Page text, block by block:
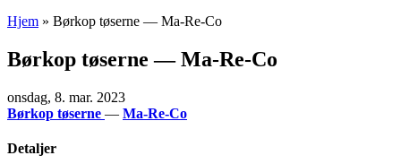
Hjem » Børkop tøserne — Ma-Re-Co
Børkop tøserne — Ma-Re-Co
onsdag, 8. mar. 2023
Børkop tøserne — Ma-Re-Co
Detaljer